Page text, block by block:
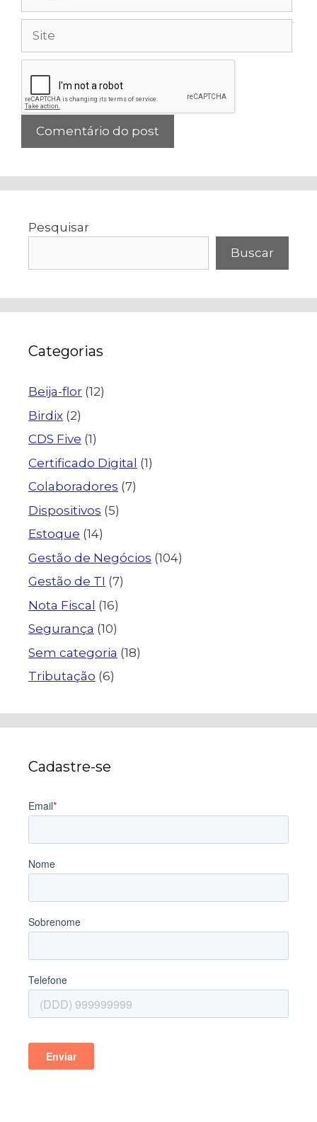
Site
Pesquisar
Buscar
Categorias
Beija-flor (12)
Birdix (2)
CDS Five (1)
Certificado Digital (1)
Colaboradores (7)
Dispositivos (5)
Estoque (14)
Gestão de Negócios (104)
Gestão de TI (7)
Nota Fiscal (16)
Segurança (10)
Sem categoria (18)
Tributação (6)
Cadastre-se